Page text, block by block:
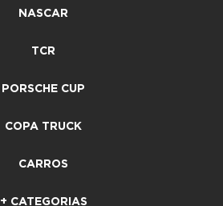
NASCAR
TCR
PORSCHE CUP
COPA TRUCK
CARROS
+ CATEGORIAS